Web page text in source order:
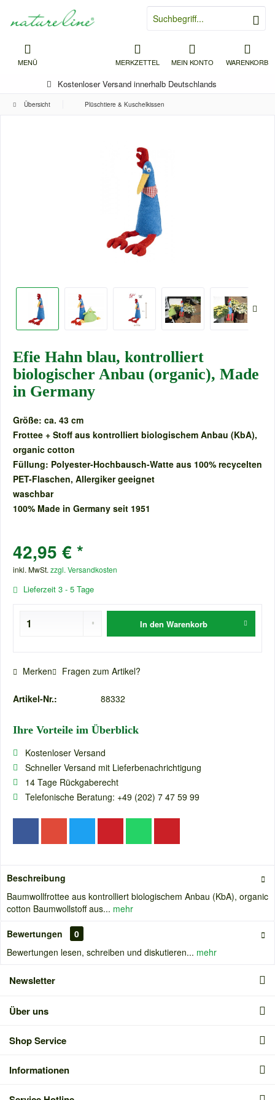
Kostenloser Versand innerhalb Deutschlands
MENÜ WARENKORB
MERKZETTEL MEIN KONTO
Übersicht Plüschtiere & Kuschelkissen
Efie Hahn blau, kontrolliert
biologischer Anbau (organic), Made
in Germany
Größe: ca. 43 cm
Frottee + Stoff aus kontrolliert biologischem Anbau (KbA),
organic cotton
Füllung: Polyester-Hochbausch-Watte aus 100% recycelten
PET-Flaschen, Allergiker geeignet
waschbar
100% Made in Germany seit 1951
42,95 € *
inkl. MwSt. zzgl. Versandkosten
Lieferzeit 3 - 5 Tage
In den Warenkorb
Merken Fragen zum Artikel?
Artikel-Nr.: 88332
Ihre Vorteile im Überblick
Kostenloser Versand
Schneller Versand mit Lieferbenachrichtigung
14 Tage Rückgaberecht
Telefonische Beratung: +49 (202) 7 47 59 99
Beschreibung
Baumwollfrottee aus kontrolliert biologischem Anbau (KbA), organic
cotton Baumwollstoff aus... mehr
Bewertungen
0
Bewertungen lesen, schreiben und diskutieren... mehr
Newsletter
Über uns
Shop Service
Informationen